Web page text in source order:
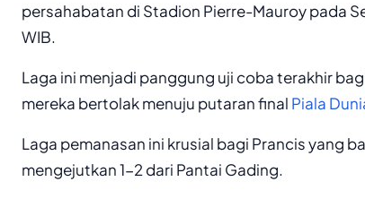
persahabatan di Stadion Pierre-Mauroy pada
WIB.
Laga ini menjadi panggung uji coba terakhir
mereka bertolak menuju putaran final Piala
Laga pemanasan ini krusial bagi Prancis yang
mengejutkan 1-2 dari Pantai Gading.